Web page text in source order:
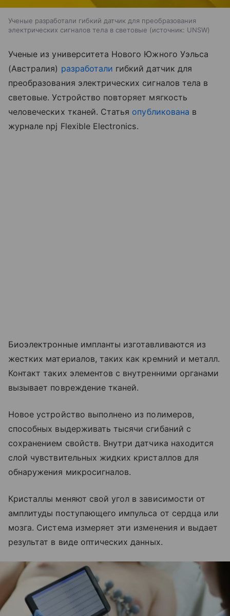
Ученые разработали гибкий датчик для преобразования
электрических сигналов тела в световые
источник: UNSW
Ученые из университета Нового Южного Уэльса
(Австралия) разработали гибкий датчик для
преобразования электрических сигналов тела в
световые. Устройство повторяет мягкость
человеческих тканей. Статья опубликована в
журнале npj Flexible Electronics.
Биоэлектронные импланты изготавливаются из
жестких материалов, таких как кремний и металл.
Контакт таких элементов с внутренними органами
вызывает повреждение тканей.
Новое устройство выполнено из полимеров,
способных выдерживать тысячи сгибаний с
сохранением свойств. Внутри датчика находится
слой чувствительных жидких кристаллов для
обнаружения микросигналов.
Кристаллы меняют свой угол в зависимости от
амплитуды поступающего импульса от сердца или
мозга. Система измеряет эти изменения и выдает
результат в виде оптических данных.